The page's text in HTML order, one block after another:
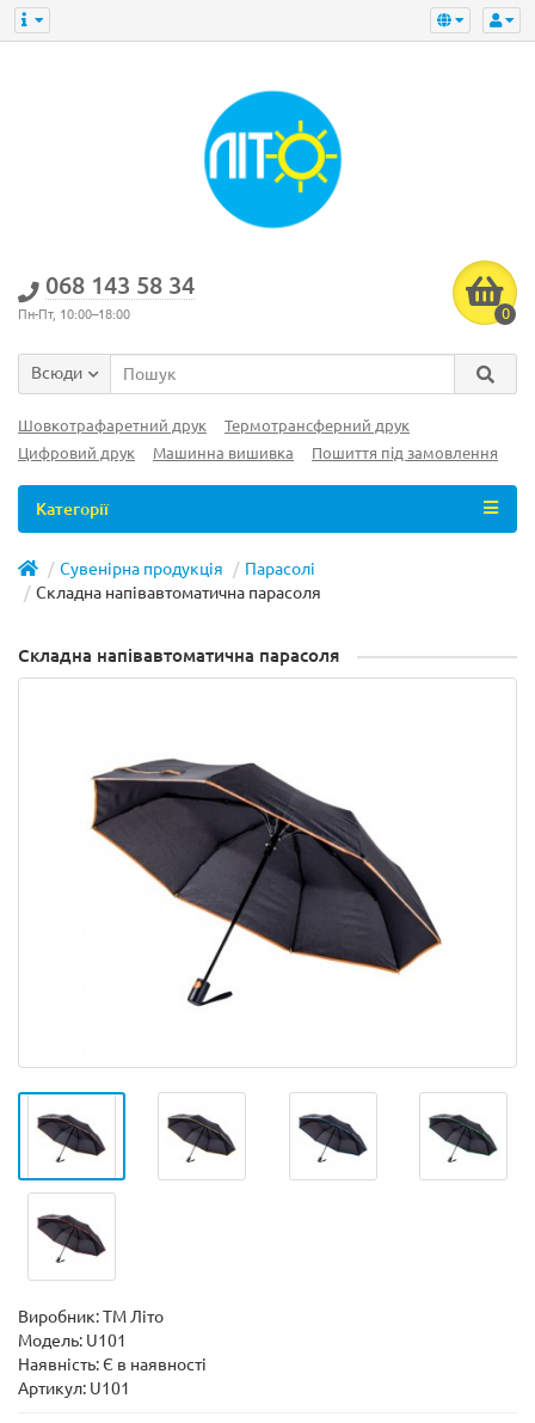
‎068 143 58 34
Пн-Пт, 10:00–18:00 0
Всюди
Шовкотрафаретний друк
Термотрансферний друк
Цифровий друк
Машинна вишивка Пошиття під замовлення
Категорії
Сувенірна продукція
Парасолі
Складна напівавтоматична парасоля
Складна напівавтоматична парасоля
Виробник:ТМ Літо
Модель: U101
Наявність:Є в наявності
Артикул: U101